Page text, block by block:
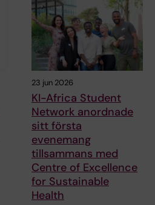
23 jun 2026
KI-Africa Student
Network anordnade
sitt första
evenemang
tillsammans med
Centre of Excellence
for Sustainable
Health